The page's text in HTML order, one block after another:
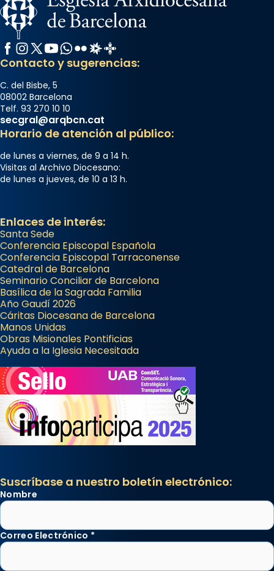
Facebook
Instagram
X / Twitter
YouTube
WhatsApp
FlickrRadio Estel
Catalunya Cristiana
Contacto y sugerencias:
C. del Bisbe, 5
08002 Barcelona
Telf. 93 270 10 10
secgral@arqbcn.cat
Horario de atención al público:
de lunes a viernes, de 9 a 14 h.
Visitas al Archivo Diocesano:
de lunes a jueves, de 10 a 13 h.
Enlaces de interés:
Santa Sede
Conferencia Episcopal Española
Conferencia Episcopal Tarraconense
Catedral de Barcelona
Seminario Conciliar de Barcelona
Basílica de la Sagrada Familia
Año Gaudí 2026
Cáritas Diocesana de Barcelona
Manos Unidas
Obras Misionales Pontificias
Ayuda a la Iglesia Necesitada
Suscríbase a nuestro boletín electrónico:
Nombre
Correo Electrónico *